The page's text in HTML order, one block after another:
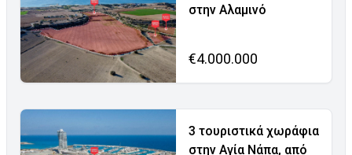
στην Αλαμινό
€4.000.000
3 τουριστικά χωράφια
στην Αγία Νάπα, από